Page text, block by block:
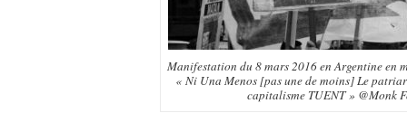
Manifestation du 8 mars 2016 en Argentine en
« Ni Una Menos [pas une de moins] Le
capitalisme TUENT » @Monk